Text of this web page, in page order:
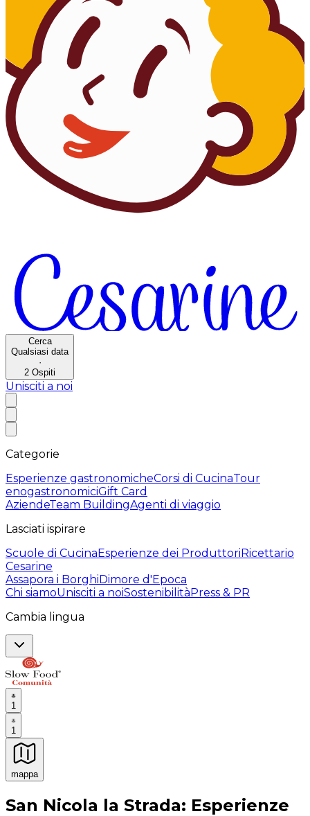
Cerca
Qualsiasi data
·
2 Ospiti
Unisciti a noi
Categorie
Esperienze gastronomicheCorsi di CucinaTour
enogastronomiciGift Card
AziendeTeam BuildingAgenti di viaggio
Lasciati ispirare
Scuole di CucinaEsperienze dei ProduttoriRicettario
Cesarine
Assapora i BorghiDimore d'Epoca
Chi siamoUnisciti a noiSostenibilitàPress & PR
Cambia lingua
1
1
mappa
Esperienze culinarie indimenticabili: Esperienze
San Nicola la Strada: Esperienze